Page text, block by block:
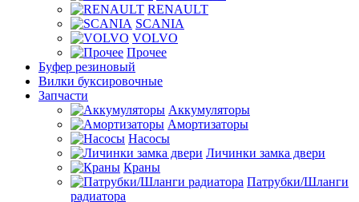
RENAULT
SCANIA
VOLVO
Прочее
Буфер резиновый
Вилки буксировочные
Запчасти
Аккумуляторы
Амортизаторы
Насосы
Личинки замка двери
Краны
Патрубки/Шланги
радиатора